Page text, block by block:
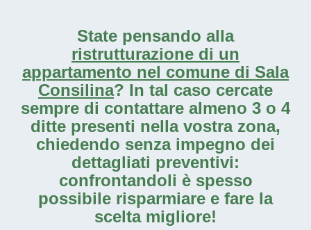
State pensando alla
ristrutturazione di un
appartamento nel comune di Sala
Consilina? In tal caso cercate
sempre di contattare almeno 3 o 4
ditte presenti nella vostra zona,
chiedendo senza impegno dei
dettagliati preventivi:
confrontandoli è spesso
possibile risparmiare e fare la
scelta migliore!